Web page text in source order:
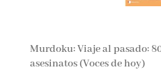
Murdoku: Viaje al pasado:
asesinatos (Voces de hoy)